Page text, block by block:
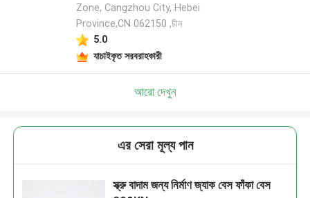
Zone, Cangzhou City, Hebei
Province,CN 062150 ,চীন
5.0
যাচাইকৃত সরবরাহকারী
আরো দেখুন
এর সেরা মূল্য পান
স্ক্রু বাদাম জন্য নির্মাণ জ্যাক বেস ফাঁকা বেস